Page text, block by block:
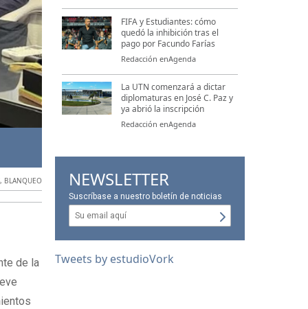
Arielvallejo_)
, BLANQUEO
de la
FIFA y Estudiantes: cómo
quedó la inhibición tras el
pago por Facundo Farías
Redacción enAgenda
La UTN comenzará a dictar
diplomaturas en José C. Paz y
ya abrió la inscripción
Redacción enAgenda
NEWSLETTER
Suscríbase a nuestro boletín de noticias
Tweets by estudioVork